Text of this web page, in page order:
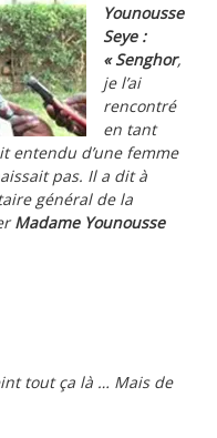
Younousse
Seye :
« Senghor,
je l’ai
rencontré
en tant
entendu d’une femme
pas. Il a dit à
général de la
Madame Younousse
tout ça là … Mais de